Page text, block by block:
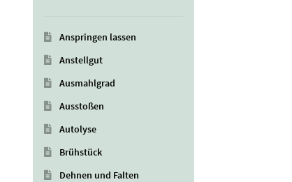
Anspringen lassen
Anstellgut
Ausmahlgrad
Ausstoßen
Autolyse
Brühstück
Dehnen und Falten